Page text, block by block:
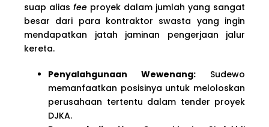
suap alias fee proyek dalam jumlah yang sangat
besar dari para kontraktor swasta yang ingin
mendapatkan jatah jaminan pengerjaan jalur
kereta.
Penyalahgunaan Wewenang: Sudewo
memanfaatkan posisinya untuk meloloskan
perusahaan tertentu dalam tender proyek
DJKA.